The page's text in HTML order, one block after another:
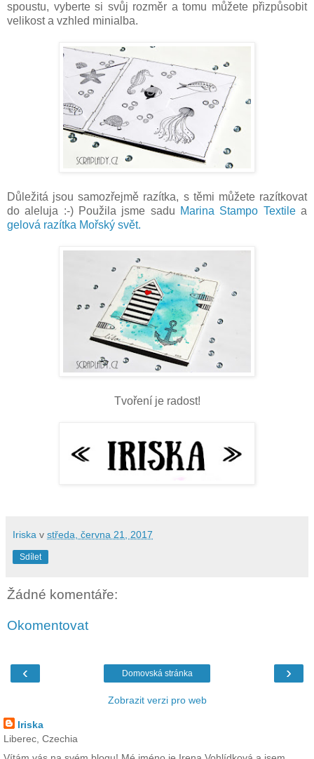
spoustu, vyberte si svůj rozměr a tomu můžete přizpůsobit
velikost a vzhled minialba.
Důležitá jsou samozřejmě razítka, s těmi můžete razítkovat
do aleluja :-) Použila jsme sadu Marina Stampo Textile a
gelová razítka Mořský svět.
Tvoření je radost!
Iriska v středa, června 21, 2017
Sdílet
Žádné komentáře:
Okomentovat
‹ ›
Domovská stránka
Zobrazit verzi pro web
Iriska
Liberec, Czechia